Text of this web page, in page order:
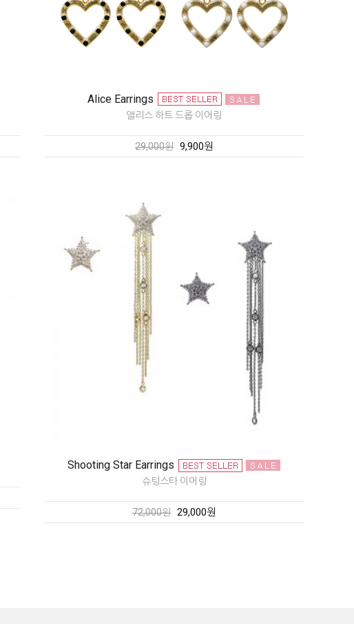
Alice Earrings
앨리스 하트 드롭 이어링
29,000원 9,900원
Shooting Star Earrings
슈팅스타 이어링
72,000원 29,000원